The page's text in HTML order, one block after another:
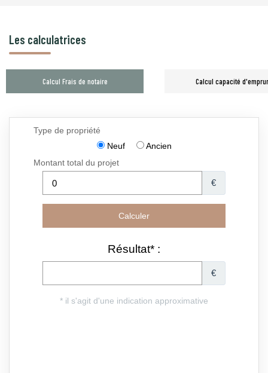
Les calculatrices
Calcul Frais de notaire Calcul capacité